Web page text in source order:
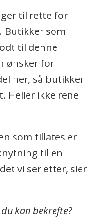
til rette for
Butikker som
til denne
ønsker for
her, så butikker
Heller ikke rene
som tillates er
til en
vi ser etter, sier
kan bekrefte?